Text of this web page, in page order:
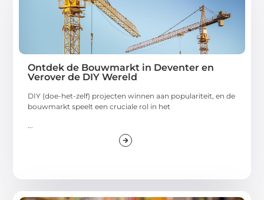
Ontdek de Bouwmarkt in Deventer en
Verover de DIY Wereld
DIY (doe-het-zelf) projecten winnen aan populariteit, en de
bouwmarkt speelt een cruciale rol in het
...